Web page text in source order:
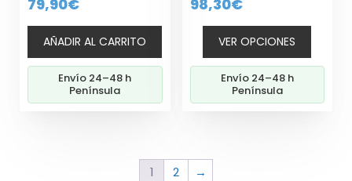
d
5
79,90€
AÑADIR AL CARRITO
Envío 24–48 h
Península
d
5
98,30€
VER OPCIONES
página
de
producto
Envío 24–48 h
Península
1 2 →